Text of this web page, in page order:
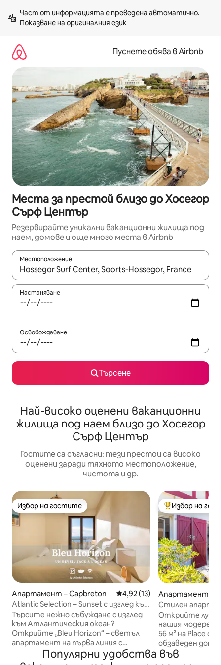
към
съдържанието
Показване на оригиналния език
Пуснете обява в Airbnb
Места за престой близо до Хосегор
Сърф Център
Резервирайте уникални ваканционни жилища под
наем, домове и още много места в Airbnb
Местоположение
Когато резултатите се покажат, използвайте
Настаняване
Освобождаване
Търсене
Най-високо оценени ваканционни
жилища под наем близо до Хосегор
Сърф Център
Гостите са съгласни: тези престои са високо
оценени заради тяхното местоположение,
чистота и др.
Избор на гостите
Избор на гостите
Апартамент – Capbreton Средна оценка: 4,92 от 5,
4,92 (13)
Atlantic Selection – Sunset с изглед към
океана
Търсите нежно събуждане с изглед
към Атлантическия океан?
Открийте „Bleu Horizon“ – светъл
апартамент на първа линия с
панорамна гледка и директен
достъп до плажа (10 м). Идеално за
Най-популярен
Избор на
Апартамент –
Стилен
плажа и тераса
Открийте
нашия модерен
56 м² на Place
обзаведен дом,
район,
плажа и тераса
Популярни удобства във